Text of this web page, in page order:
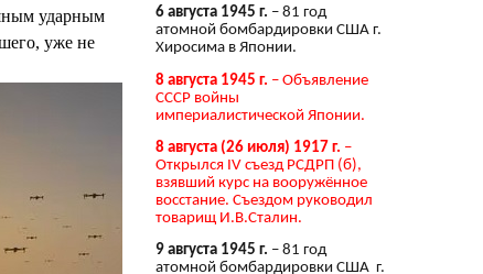
ударным
уже не
6 августа 1945 г. – 81 год
атомной бомбардировки США г.
Хиросима в Японии.
8 августа 1945 г. – Объявление
СССР войны
империалистической Японии.
8 августа (26 июля) 1917 г. –
Открылся IV съезд РСДРП (б),
взявший курс на вооружённое
восстание. Съездом руководил
товарищ И.В.Сталин.
9 августа 1945 г. – 81 год
атомной бомбардировки США г.